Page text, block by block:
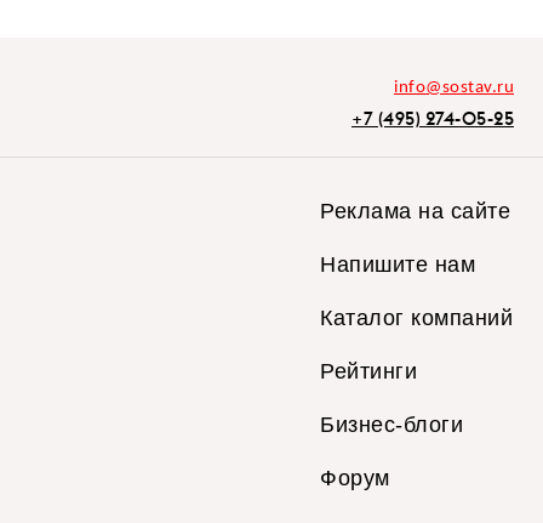
info@sostav.ru
+7 (495) 274-05-25
Реклама на сайте
Напишите нам
Каталог компаний
Рейтинги
Бизнес-блоги
Форум